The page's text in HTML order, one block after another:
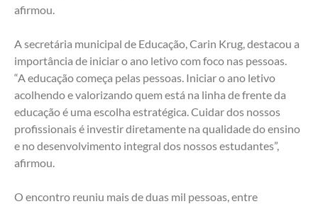
afirmou.
A secretária municipal de Educação, Carin Krug, destacou a
importância de iniciar o ano letivo com foco nas pessoas.
“A educação começa pelas pessoas. Iniciar o ano letivo
acolhendo e valorizando quem está na linha de frente da
educação é uma escolha estratégica. Cuidar dos nossos
profissionais é investir diretamente na qualidade do ensino
e no desenvolvimento integral dos nossos estudantes”,
afirmou.
O encontro reuniu mais de duas mil pessoas, entre